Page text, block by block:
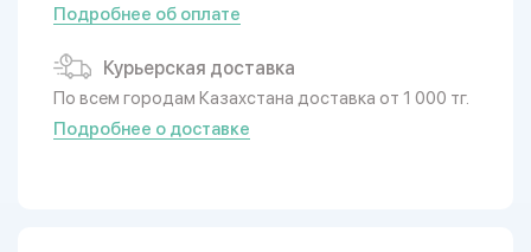
Подробнее об оплате
Курьерская доставка
По всем городам Казахстана доставка от 1 000 тг.
Подробнее о доставке